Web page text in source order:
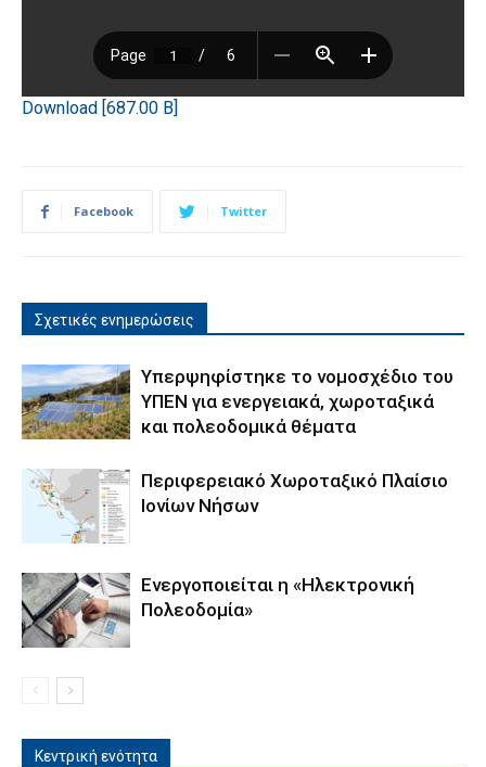
Download [687.00 B]
Facebook Twitter
Σχετικές ενημερώσεις
Υπερψηφίστηκε το νομοσχέδιο του
ΥΠΕΝ για ενεργειακά, χωροταξικά
και πολεοδομικά θέματα
Περιφερειακό Χωροταξικό Πλαίσιο
Ιονίων Νήσων
Ενεργοποιείται η «Ηλεκτρονική
Πολεοδομία»
Κεντρική ενότητα